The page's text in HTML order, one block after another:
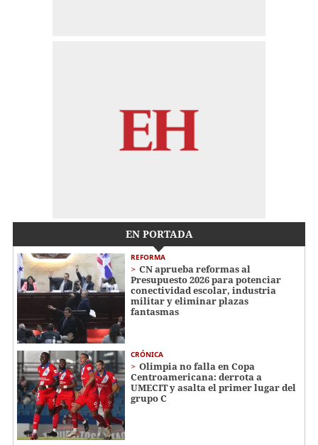
EN PORTADA
REFORMA
CN aprueba reformas al
Presupuesto 2026 para potenciar
conectividad escolar, industria
militar y eliminar plazas
fantasmas
CRÓNICA
Olimpia no falla en Copa
Centroamericana: derrota a
UMECIT y asalta el primer lugar del
grupo C